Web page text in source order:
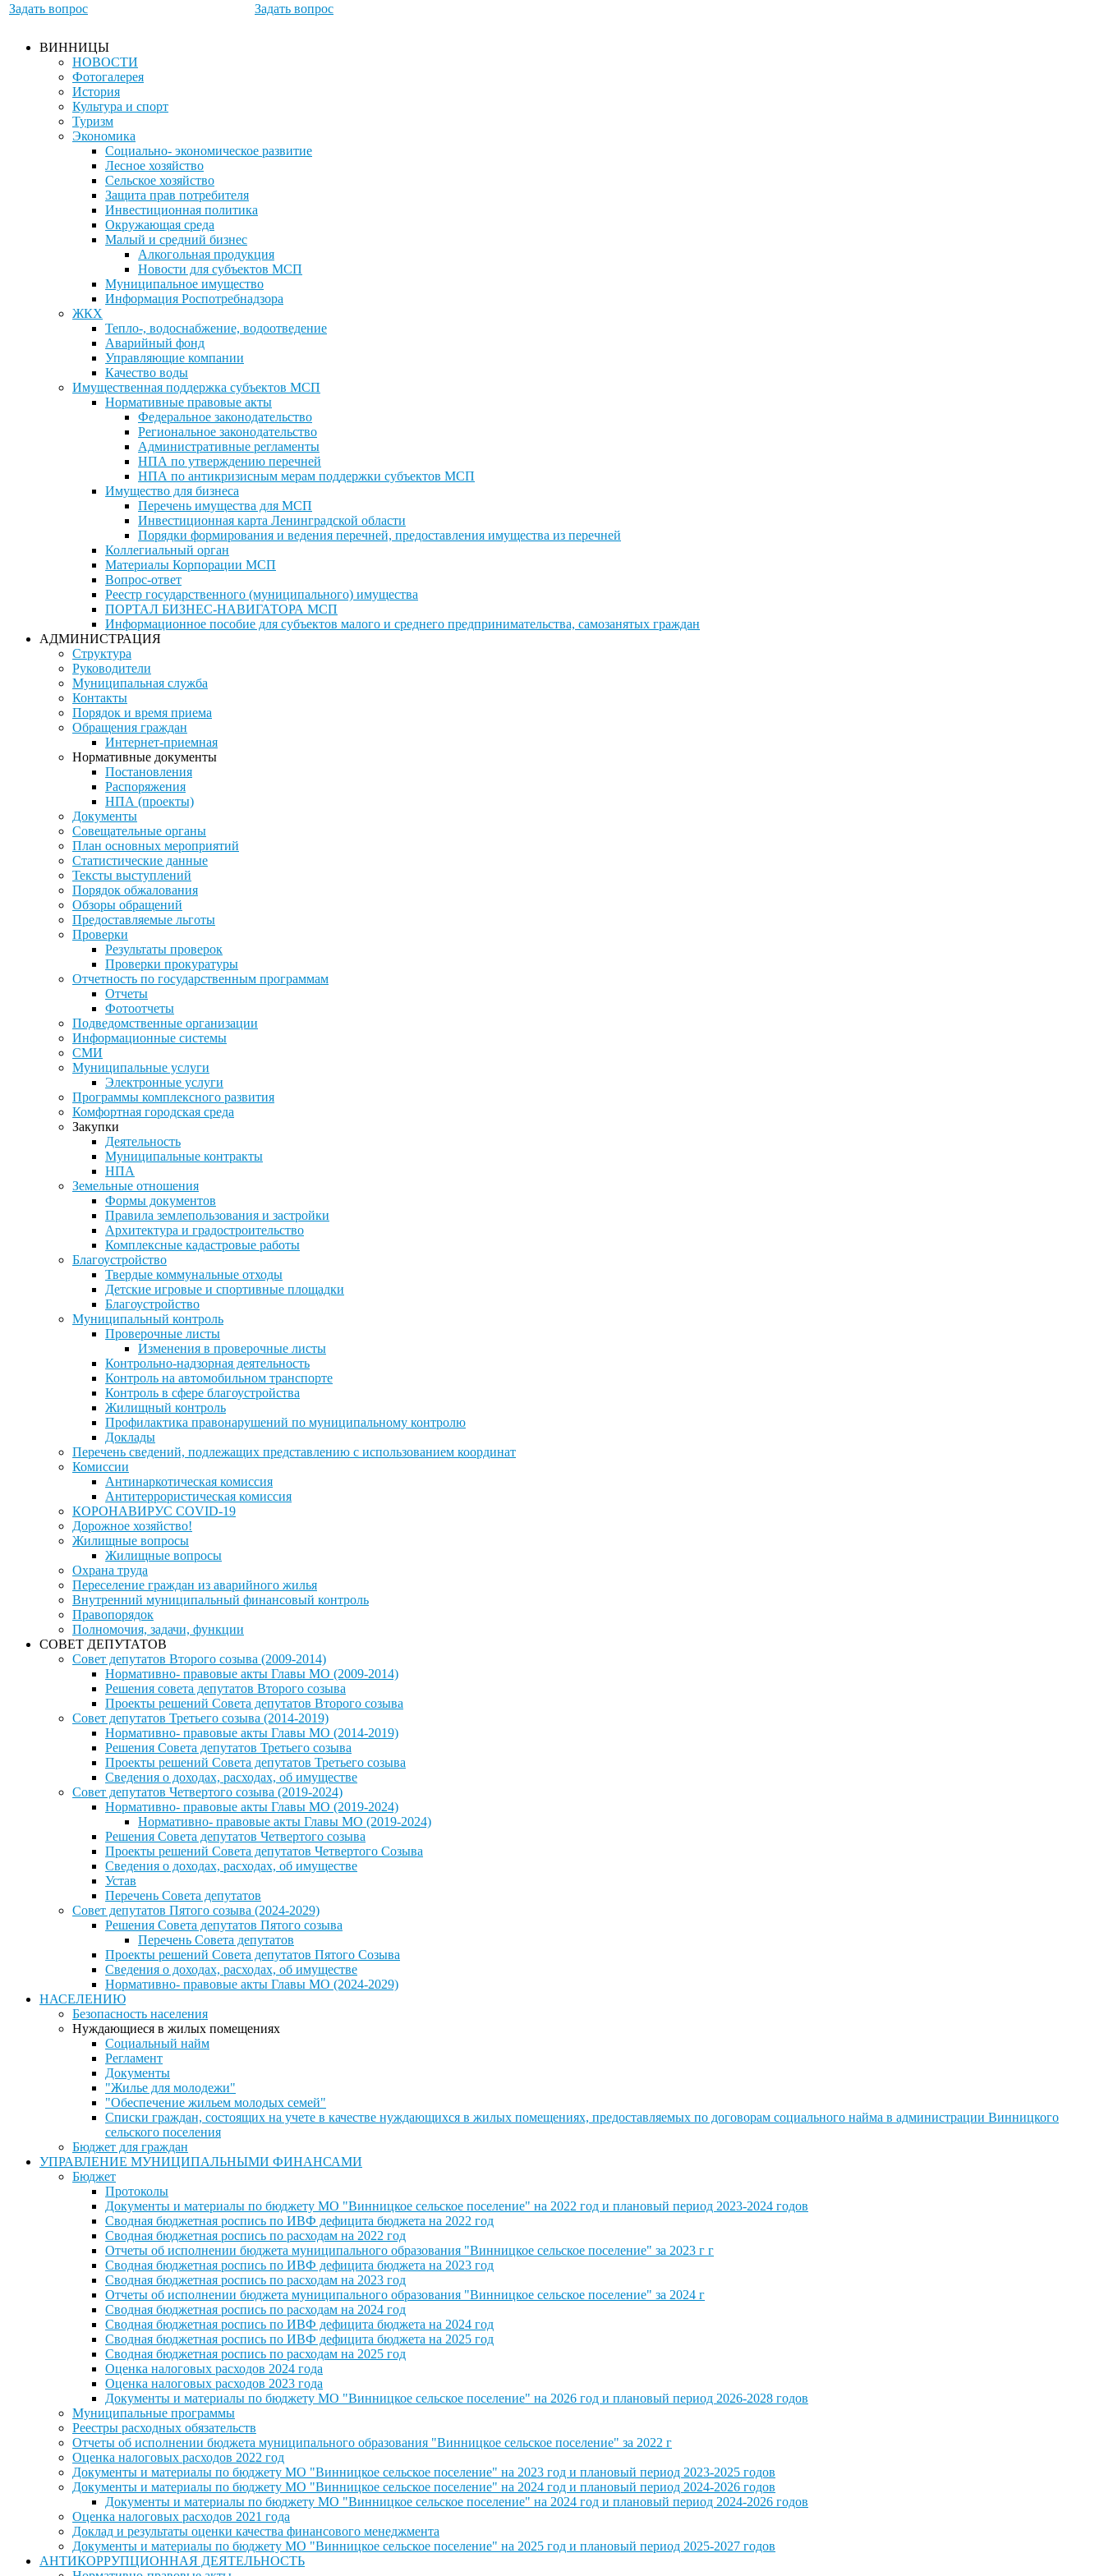
Задать вопрос Задать вопрос
ВИННИЦЫ
НОВОСТИ
Фотогалерея
История
Культура и спорт
Туризм
Экономика
Социально- экономическое развитие
Лесное хозяйство
Сельское хозяйство
Защита прав потребителя
Инвестиционная политика
Окружающая среда
Малый и средний бизнес
Алкогольная продукция
Новости для субъектов МСП
Муниципальное имущество
Информация Роспотребнадзора
ЖКХ
Тепло-, водоснабжение, водоотведение
Аварийный фонд
Управляющие компании
Качество воды
Имущественная поддержка субъектов МСП
Нормативные правовые акты
Федеральное законодательство
Региональное законодательство
Административные регламенты
НПА по утверждению перечней
НПА по антикризисным мерам поддержки субъектов МСП
Имущество для бизнеса
Перечень имущества для МСП
Инвестиционная карта Ленинградской области
Порядки формирования и ведения перечней, предоставления имущества из перечней
Коллегиальный орган
Материалы Корпорации МСП
Вопрос-ответ
Реестр государственного (муниципального) имущества
ПОРТАЛ БИЗНЕС-НАВИГАТОРА МСП
Информационное пособие для субъектов малого и среднего предпринимательства, самозанятых граждан
АДМИНИСТРАЦИЯ
Структура
Руководители
Муниципальная служба
Контакты
Порядок и время приема
Обращения граждан
Интернет-приемная
Нормативные документы
Постановления
Распоряжения
НПА (проекты)
Документы
Совещательные органы
План основных мероприятий
Статистические данные
Тексты выступлений
Порядок обжалования
Обзоры обращений
Предоставляемые льготы
Проверки
Результаты проверок
Проверки прокуратуры
Отчетность по государственным программам
Отчеты
Фотоотчеты
Подведомственные организации
Информационные системы
СМИ
Муниципальные услуги
Электронные услуги
Программы комплексного развития
Комфортная городская среда
Закупки
Деятельность
Муниципальные контракты
НПА
Земельные отношения
Формы документов
Правила землепользования и застройки
Архитектура и градостроительство
Комплексные кадастровые работы
Благоустройство
Твердые коммунальные отходы
Детские игровые и спортивные площадки
Благоустройство
Муниципальный контроль
Проверочные листы
Изменения в проверочные листы
Контрольно-надзорная деятельность
Контроль на автомобильном транспорте
Контроль в сфере благоустройства
Жилищный контроль
Профилактика правонарушений по муниципальному контролю
Доклады
Перечень сведений, подлежащих представлению с использованием координат
Комиссии
Антинаркотическая комиссия
Антитеррористическая комиссия
КОРОНАВИРУС COVID-19
Дорожное хозяйство!
Жилищные вопросы
Жилищные вопросы
Охрана труда
Переселение граждан из аварийного жилья
Внутренний муниципальный финансовый контроль
Правопорядок
Полномочия, задачи, функции
СОВЕТ ДЕПУТАТОВ
Совет депутатов Второго созыва (2009-2014)
Нормативно- правовые акты Главы МО (2009-2014)
Решения совета депутатов Второго созыва
Проекты решений Совета депутатов Второго созыва
Совет депутатов Третьего созыва (2014-2019)
Нормативно- правовые акты Главы МО (2014-2019)
Решения Совета депутатов Третьего созыва
Проекты решений Совета депутатов Третьего созыва
Сведения о доходах, расходах, об имуществе
Совет депутатов Четвертого созыва (2019-2024)
Нормативно- правовые акты Главы МО (2019-2024)
Нормативно- правовые акты Главы МО (2019-2024)
Решения Совета депутатов Четвертого созыва
Проекты решений Совета депутатов Четвертого Созыва
Сведения о доходах, расходах, об имуществе
Устав
Перечень Совета депутатов
Совет депутатов Пятого созыва (2024-2029)
Решения Совета депутатов Пятого созыва
Перечень Совета депутатов
Проекты решений Совета депутатов Пятого Созыва
Сведения о доходах, расходах, об имуществе
Нормативно- правовые акты Главы МО (2024-2029)
НАСЕЛЕНИЮ
Безопасность населения
Нуждающиеся в жилых помещениях
Социальный найм
Регламент
Документы
"Жилье для молодежи"
"Обеспечение жильем молодых семей"
Списки граждан, состоящих на учете в качестве нуждающихся в жилых помещениях, предоставляемых по договорам социального найма в администрации Винницкого
сельского поселения
Бюджет для граждан
УПРАВЛЕНИЕ МУНИЦИПАЛЬНЫМИ ФИНАНСАМИ
Бюджет
Протоколы
Документы и материалы по бюджету МО "Винницкое сельское поселение" на 2022 год и плановый период 2023-2024 годов
Сводная бюджетная роспись по ИВФ дефицита бюджета на 2022 год
Сводная бюджетная роспись по расходам на 2022 год
Отчеты об исполнении бюджета муниципального образования "Винницкое сельское поселение" за 2023 г г
Сводная бюджетная роспись по ИВФ дефицита бюджета на 2023 год
Сводная бюджетная роспись по расходам на 2023 год
Отчеты об исполнении бюджета муниципального образования "Винницкое сельское поселение" за 2024 г
Сводная бюджетная роспись по расходам на 2024 год
Сводная бюджетная роспись по ИВФ дефицита бюджета на 2024 год
Сводная бюджетная роспись по ИВФ дефицита бюджета на 2025 год
Сводная бюджетная роспись по расходам на 2025 год
Оценка налоговых расходов 2024 года
Оценка налоговых расходов 2023 года
Документы и материалы по бюджету МО "Винницкое сельское поселение" на 2026 год и плановый период 2026-2028 годов
Муниципальные программы
Реестры расходных обязательств
Отчеты об исполнении бюджета муниципального образования "Винницкое сельское поселение" за 2022 г
Оценка налоговых расходов 2022 год
Документы и материалы по бюджету МО "Винницкое сельское поселение" на 2023 год и плановый период 2023-2025 годов
Документы и материалы по бюджету МО "Винницкое сельское поселение" на 2024 год и плановый период 2024-2026 годов
Документы и материалы по бюджету МО "Винницкое сельское поселение" на 2024 год и плановый период 2024-2026 годов
Оценка налоговых расходов 2021 года
Доклад и результаты оценки качества финансового менеджмента
Документы и материалы по бюджету МО "Винницкое сельское поселение" на 2025 год и плановый период 2025-2027 годов
АНТИКОРРУПЦИОННАЯ ДЕЯТЕЛЬНОСТЬ